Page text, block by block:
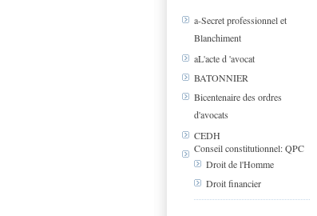
a-Secret professionnel et
Blanchiment
aL'acte d 'avocat
BATONNIER
Bicentenaire des ordres
d'avocats
CEDH
Conseil constitutionnel: QPC
Droit de l'Homme
Droit financier